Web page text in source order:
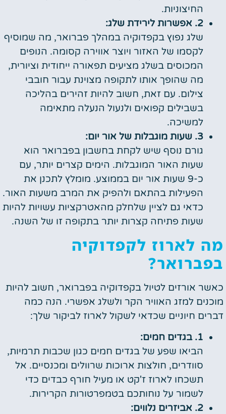
החיצוניות.
2. אפשרות לירידת שלג:
שלג נפוץ בקפדוקיה במהלך פברואר, מה שמוסיף
לקסמו של האזור ויוצר אווירה קסומה. הנופים
המכוסים בשלג מציעים תפאורה ייחודית וציורית,
מה שהופך אותו לתקופה מצוינת עבור חובבי
צילום. עם זאת, חשוב להיות זהירים בהליכה
בשבילים קפואים ולנעול הנעלה מתאימה
למשיכה.
3. שעות מוגבלות של אור יום:
גורם נוסף שיש לקחת בחשבון בפברואר הוא
שעות האור המוגבלות. הימים קצרים יותר, עם
כ-9 שעות אור יום בממוצע. מומלץ לתכנן את
הפעילות בהתאם ולהפיק את המרב משעות האור.
כדאי גם לציין שלחלק מהאטרקציות עשויות להיות
שעות פתיחה קצרות יותר בתקופה זו של השנה.
מה לארוז לקפדוקיה
בפברואר?
כאשר אורזים לטיול בקפדוקיה בפברואר, חשוב להיות
מוכנים למזג האוויר הקר ולשלג אפשרי. הנה כמה
דברים חיוניים שכדאי לשקול לארוז לביקור שלך:
1. בגדים חמים:
הביאו שפע של בגדים חמים כגון שכבות תרמיות,
סוודרים, חולצות ארוכות שרוולים ומכנסיים. אל
תשכחו לארוז ז'קט או מעיל חורף כבדים כדי
לשמור על נוחותכם בטמפרטורות הקרירות.
2. אביזרים נלווים: